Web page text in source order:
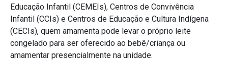
Educação Infantil (CEMEIs), Centros de Convivência
Infantil (CCIs) e Centros de Educação e Cultura Indígena
(CECIs), quem amamenta pode levar o próprio leite
congelado para ser oferecido ao bebê/criança ou
amamentar presencialmente na unidade.